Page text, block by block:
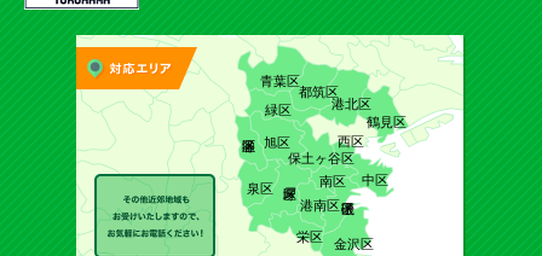
青葉区
都筑区
港北区
鶴見区
緑区
旭区
保土ヶ谷区
西区
泉区
港南区
南区 中区
金沢区
栄区